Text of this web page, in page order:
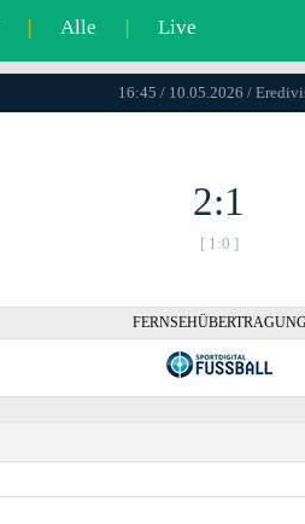
| Alle | Live
16:45 / 10.05.2026 /
2:1
[ 1:0 ]